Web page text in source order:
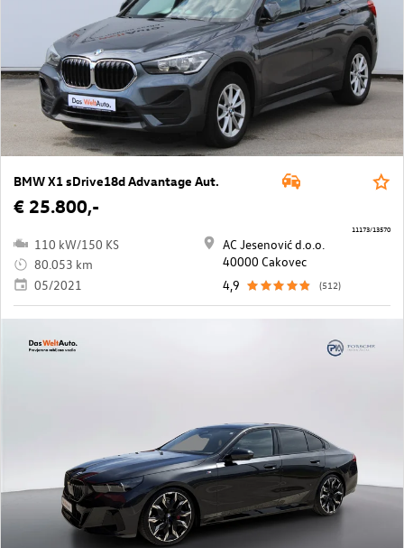
BMW X1 sDrive18d Advantage Aut.
€ 25.800,-
110 kW/150 KS
80.053 km
05/2021
AC Jesenović d.o.o.
40000 Cakovec
4,9
(512)
11173/13570